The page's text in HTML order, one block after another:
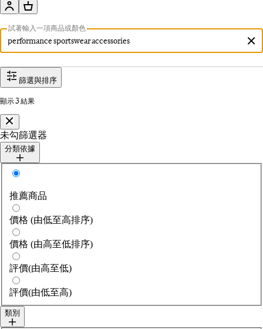
帳號 購物籃
「performance sportswear
試著輸入一項商品或顏色
篩選與排序
顯示 3 結果
關閉
未勾篩選器
分類依據
分類依據
推薦商品
價格 (由低至高排序)
價格 (由高至低排序)
評價(由高至低)
評價(由低至高)
類別